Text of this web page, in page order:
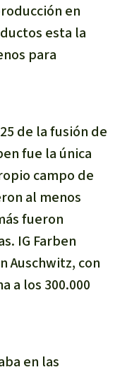
en
esta la
para
de la fusión de
fue la única
campo de
al menos
fueron
IG Farben
Auschwitz, con
a los 300.000
en las